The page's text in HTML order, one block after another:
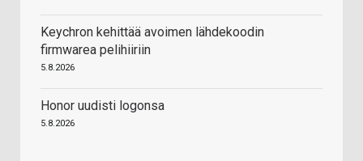
Keychron kehittää avoimen lähdekoodin
firmwarea pelihiiriin
5.8.2026
Honor uudisti logonsa
5.8.2026